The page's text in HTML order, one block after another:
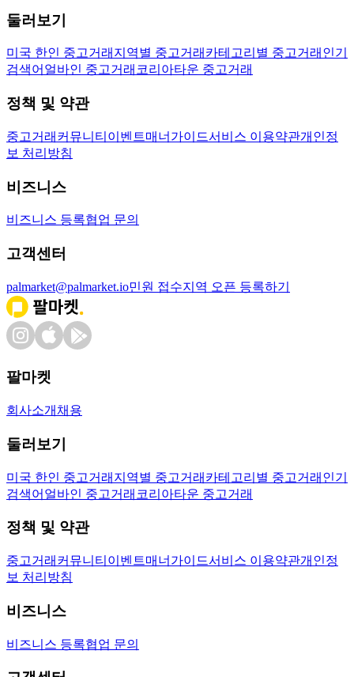
둘러보기
미국 한인 중고거래 지역별 중고거래 카테고리별 중고거래 인기
검색어 얼바인 중고거래 코리아타운 중고거래
정책 및 약관
중고거래 커뮤니티 이벤트매너가이드서비스 이용약관개인정
보 처리방침
비즈니스
비즈니스 등록협업 문의
고객센터
palmarket@palmarket.io민원 접수지역 오픈 등록하기
팔마켓
회사소개 채용
둘러보기
미국 한인 중고거래 지역별 중고거래 카테고리별 중고거래 인기
검색어 얼바인 중고거래 코리아타운 중고거래
정책 및 약관
중고거래 커뮤니티 이벤트매너가이드서비스 이용약관개인정
보 처리방침
비즈니스
비즈니스 등록협업 문의